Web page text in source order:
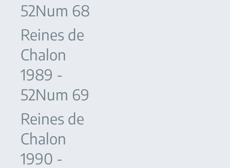
52Num 68
Reines de
Chalon
1989 -
52Num 69
Reines de
Chalon
1990 -